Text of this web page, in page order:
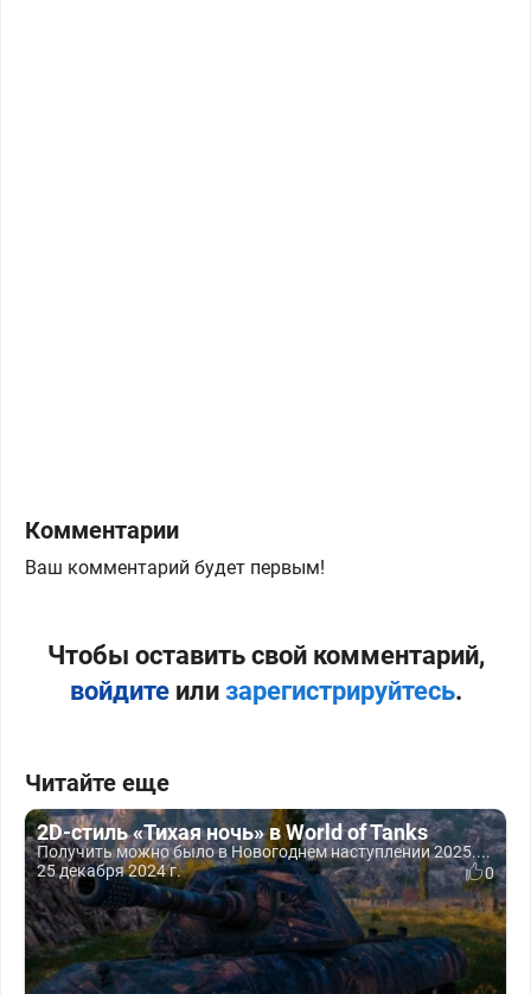
Комментарии
Ваш комментарий будет первым!
Чтобы оставить свой комментарий,
войдитеили зарегистрируйтесь.
Читайте еще
2D-стиль «Тихая ночь» в World of Tanks
Получить можно было в Новогоднем наступлении 2025....
25 декабря 2024 г.
0